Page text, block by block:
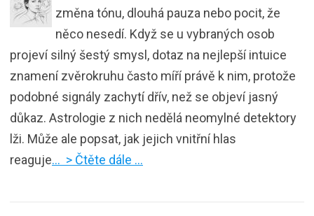
změna tónu, dlouhá pauza nebo pocit, že
něco nesedí. Když se u vybraných osob
projeví silný šestý smysl, dotaz na nejlepší intuice
znamení zvěrokruhu často míří právě k nim, protože
podobné signály zachytí dřív, než se objeví jasný
důkaz. Astrologie z nich nedělá neomylné detektory
lži. Může ale popsat, jak jejich vnitřní hlas
reaguje… > Čtěte dále …